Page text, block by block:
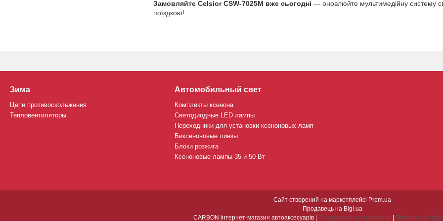
Замовляйте Celsior CSW-7025M вже сьогодні — оновлюйте мультимедійну систему
поїздкою!
Зима
Цепи противоскольжения
Тепловентиляторы
Автомобильный свет
Комплекты ксенона
Светодиодные LED лампы
Переходники для установки ксеноновых ламп
Биксеноновые линзы
Блоки розжига
Ксеноновые лампы 35 и 50 Вт
Сайт створений на маркетплейсі Prom.ua
Продавець на Bigl.ua
CARBON інтернет-магазин автоаксесуарів | Поскаржитися на контент | Політика